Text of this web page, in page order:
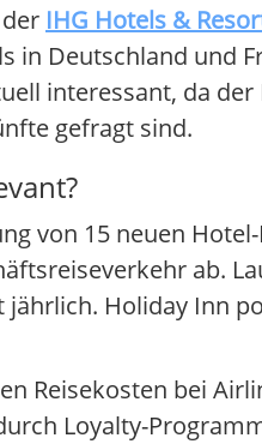
IHG Hotels &
in Deutschland und
interessant, da
gefragt sind.
von 15 neuen
ab.
Holiday Inn
Reisekosten bei
Loyalty-